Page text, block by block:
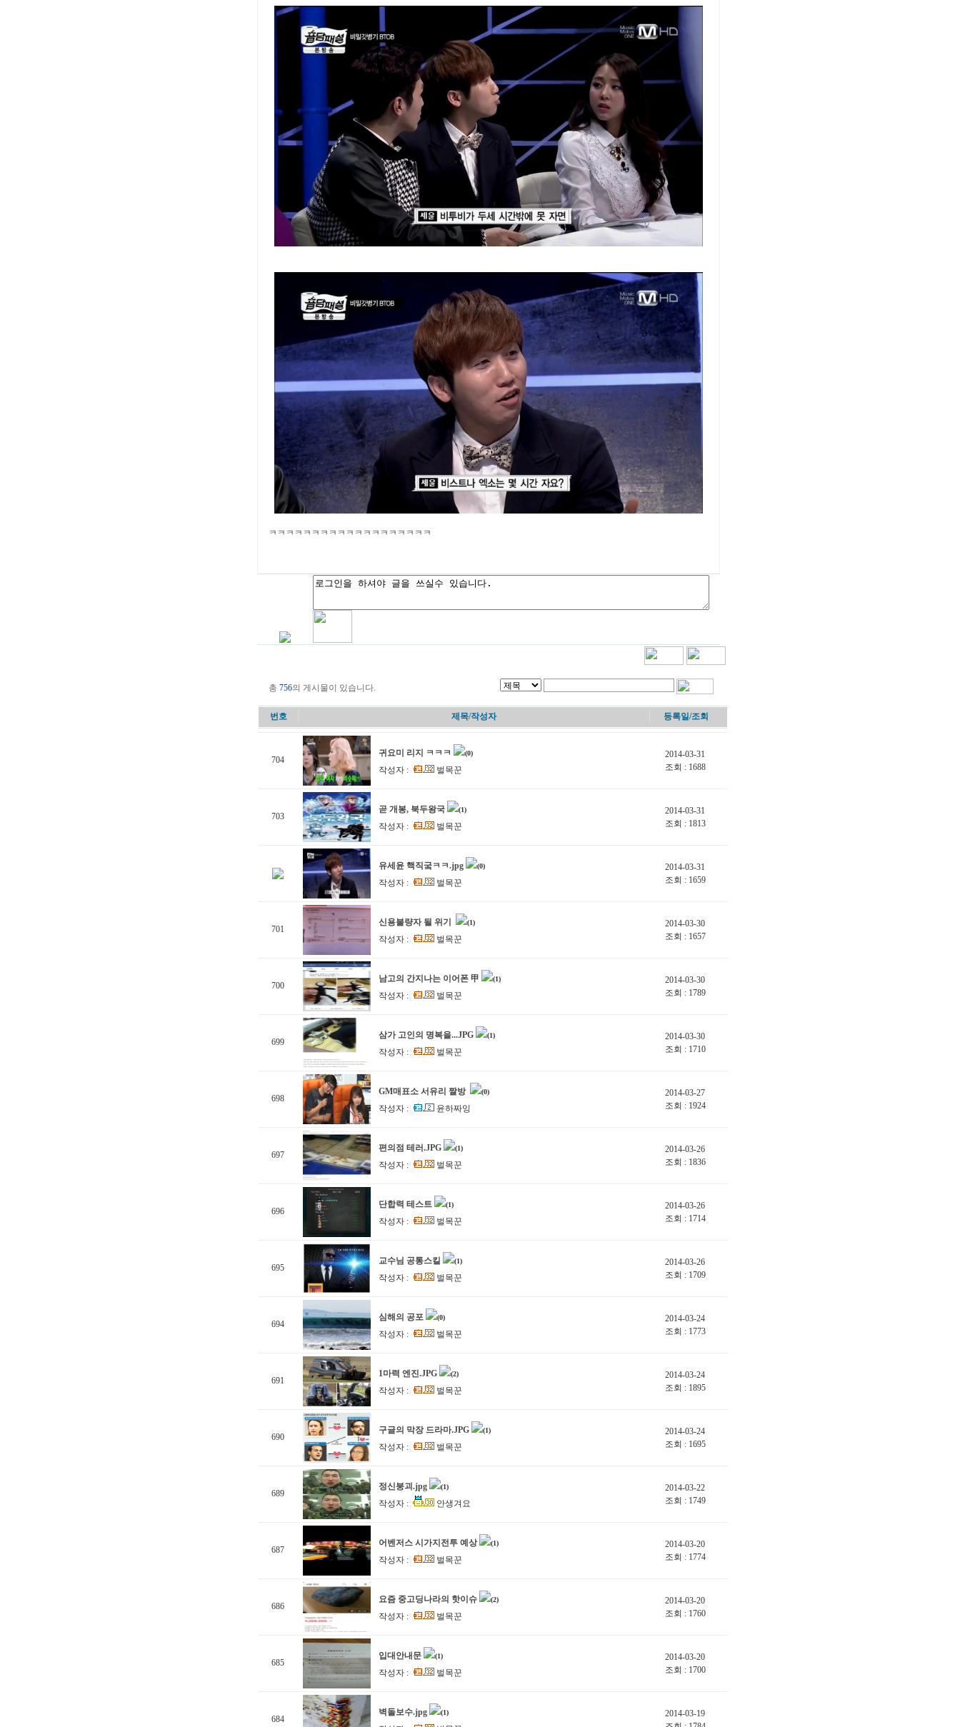
ㅋㅋㅋㅋㅋㅋㅋㅋㅋㅋㅋㅋㅋㅋㅋㅋㅋㅋㅋ
총 756의 게시물이 있습니다.
번호 제목/작성자 등록일/조회
704
귀요미 리지 ㅋㅋㅋ (0)
작성자 : 벌목꾼
2014-03-31
조회 : 1688
703
곧 개봉, 북두왕국 (1)
작성자 : 벌목꾼
2014-03-31
조회 : 1813
유세윤 핵직궄ㅋㅋ.jpg (0)
작성자 : 벌목꾼
2014-03-31
조회 : 1659
701
신용불량자 될 위기 (1)
작성자 : 벌목꾼
2014-03-30
조회 : 1657
700
남고의 간지나는 이어폰 甲 (1)
작성자 : 벌목꾼
2014-03-30
조회 : 1789
699
삼가 고인의 명복을...JPG (1)
작성자 : 벌목꾼
2014-03-30
조회 : 1710
698
GM매표소 서유리 짤방 (0)
작성자 : 윤하짜잉
2014-03-27
조회 : 1924
697
편의점 테러.JPG (1)
작성자 : 벌목꾼
2014-03-26
조회 : 1836
696
단합력 테스트 (1)
작성자 : 벌목꾼
2014-03-26
조회 : 1714
695
교수님 공통스킬 (1)
작성자 : 벌목꾼
2014-03-26
조회 : 1709
694
심해의 공포 (0)
작성자 : 벌목꾼
2014-03-24
조회 : 1773
691
1마력 엔진.JPG (2)
작성자 : 벌목꾼
2014-03-24
조회 : 1895
690
구글의 막장 드라마.JPG (1)
작성자 : 벌목꾼
2014-03-24
조회 : 1695
689
정신붕괴.jpg (1)
작성자 : 안생겨요
2014-03-22
조회 : 1749
687
어벤저스 시가지전투 예상 (1)
작성자 : 벌목꾼
2014-03-20
조회 : 1774
686
요즘 중고딩나라의 핫이슈 (2)
작성자 : 벌목꾼
2014-03-20
조회 : 1760
685
입대안내문 (1)
작성자 : 벌목꾼
2014-03-20
조회 : 1700
684
벽돌보수.jpg (1)
2014-03-19